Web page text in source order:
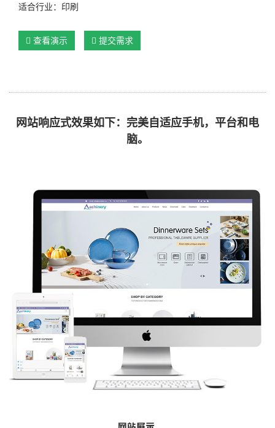
适合行业：印刷
查看演示 提交需求
网站响应式效果如下：完美自适应手机，平台和电
脑。